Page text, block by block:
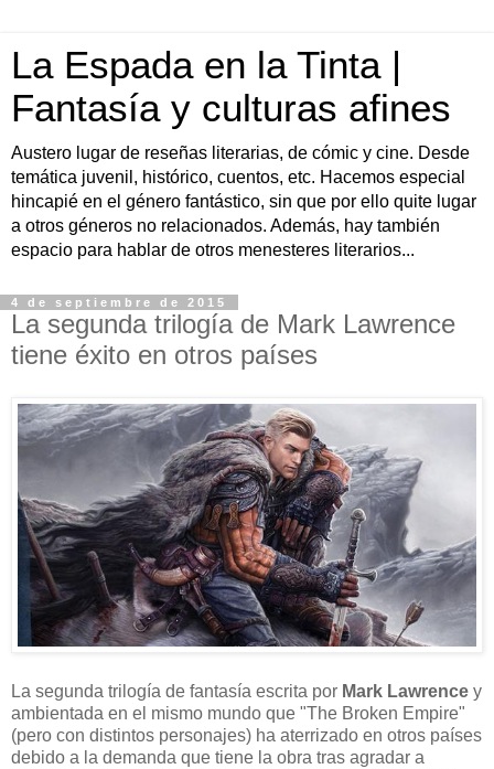
La Espada en la Tinta |
Fantasía y culturas afines
Austero lugar de reseñas literarias, de cómic y cine. Desde
temática juvenil, histórico, cuentos, etc. Hacemos especial
hincapié en el género fantástico, sin que por ello quite lugar
a otros géneros no relacionados. Además, hay también
espacio para hablar de otros menesteres literarios...
4 de septiembre de 2015
La segunda trilogía de Mark Lawrence
tiene éxito en otros países
La segunda trilogía de fantasía escrita por Mark Lawrence y
ambientada en el mismo mundo que "The Broken Empire"
(pero con distintos personajes) ha aterrizado en otros países
debido a la demanda que tiene la obra tras agradar a